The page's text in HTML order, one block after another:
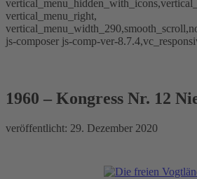
vertical_menu_right,
js-composer js-comp-ver-
Nienburg
1960 – Kongress Nr. 12
veröffentlicht: 29. Dezember 2020